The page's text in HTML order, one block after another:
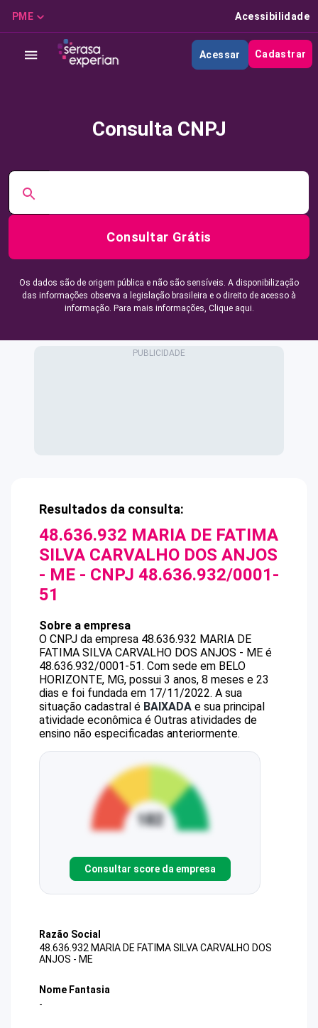
PME Acessibilidade
Acessar Cadastrar
Consulta CNPJ
Consultar Grátis
Os dados são de origem pública e não são sensíveis. A disponibilização
das informações observa a legislação brasileira e o direito de acesso à
informação. Para mais informações, Clique aqui.
Resultados da consulta:
48.636.932 MARIA DE FATIMA
SILVA CARVALHO DOS ANJOS
- ME - CNPJ 48.636.932/0001-
51
Sobre a empresa
O CNPJ da empresa 48.636.932 MARIA DE
FATIMA SILVA CARVALHO DOS ANJOS - ME é
48.636.932/0001-51. Com sede em BELO
HORIZONTE, MG, possui 3 anos, 8 meses e 23
dias e foi fundada em 17/11/2022. A sua
situação cadastral é BAIXADA e sua principal
atividade econômica é Outras atividades de
ensino não especificadas anteriormente.
Consultar score da empresa
Razão Social
48.636.932 MARIA DE FATIMA SILVA CARVALHO DOS
ANJOS - ME
Nome Fantasia
-